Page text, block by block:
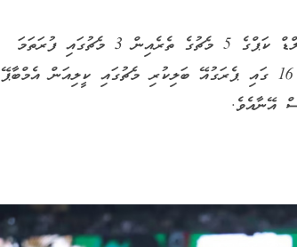
އުމުރުން 21 އަހަރުގެ މި ކުޅުންތެރިޔާ ވަނީ ވޯލްޑް ކަޕްގެ 5 މެޗުގެ ތެރެއިން 3 މެޗުގައި ފުރަތަމަ
11 ގައި ކުޅެ، 1 ލަނޑު ޖަހާފައެވެ. އަދި ގަދަ 16 ގައި ޕެރަގުއޭ ބަލިކުރި މެޗުގައި ކީލިއަން އެމްބާޕޭ
އޭނާއެވެ.